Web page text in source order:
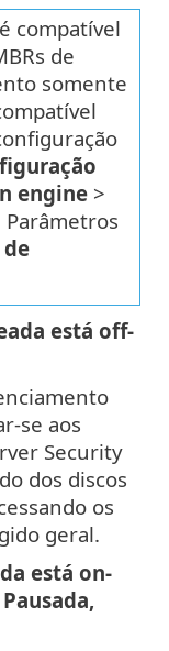
compatível
de
somente
engine >
Parâmetros
de
está off-
se aos
Security
dos discos
os
geral.
está on-